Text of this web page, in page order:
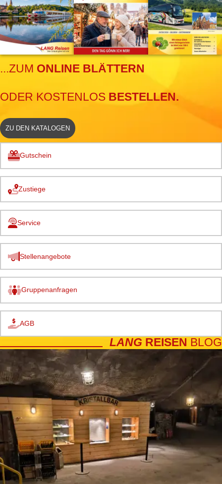
...ZUM ONLINE BLÄTTERN
ODER KOSTENLOS BESTELLEN.
ZU DEN KATALOGEN
Gutschein
Zustiege
Service
Stellenangebote
Gruppenanfragen
AGB
LANG REISEN BLOG